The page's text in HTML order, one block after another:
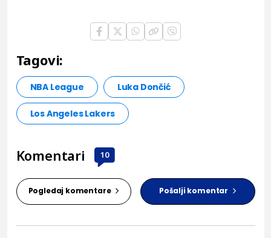
Tagovi:
NBA League Luka Dončić
Los Angeles Lakers
Komentari 10
Pogledaj komentare Pošalji komentar